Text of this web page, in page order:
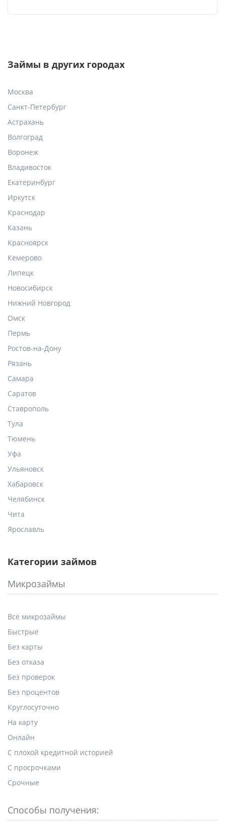
Займы в других городах
Москва
Санкт-Петербург
Астрахань
Волгоград
Воронеж
Владивосток
Екатеринбург
Иркутск
Краснодар
Казань
Красноярск
Кемерово
Липецк
Новосибирск
Нижний Новгород
Омск
Пермь
Ростов-на-Дону
Рязань
Самара
Саратов
Ставрополь
Тула
Тюмень
Уфа
Ульяновск
Хабаровск
Челябинск
Чита
Ярославль
Категории займов
Микрозаймы
Все микрозаймы
Быстрые
Без карты
Без отказа
Без проверок
Без процентов
Круглосуточно
На карту
Онлайн
С плохой кредитной историей
С просрочками
Срочные
Способы получения: